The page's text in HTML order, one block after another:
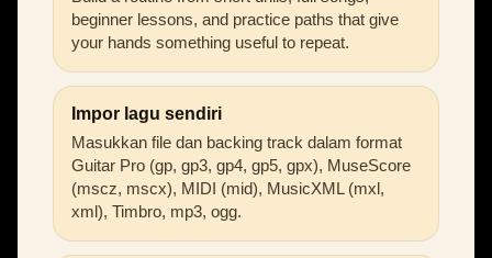
beginner lessons, and practice paths that give
your hands something useful to repeat.
Impor lagu sendiri
Masukkan file dan backing track dalam format
Guitar Pro (gp, gp3, gp4, gp5, gpx), MuseScore
(mscz, mscx), MIDI (mid), MusicXML (mxl,
xml), Timbro, mp3, ogg.